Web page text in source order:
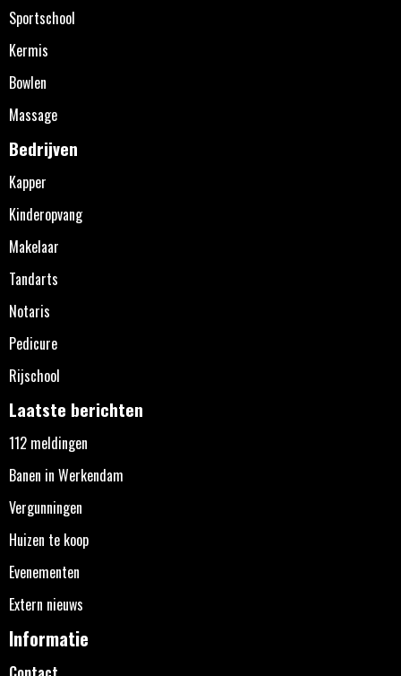
Sportschool
Kermis
Bowlen
Massage
Bedrijven
Kapper
Kinderopvang
Makelaar
Tandarts
Notaris
Pedicure
Rijschool
Laatste berichten
112 meldingen
Banen in Werkendam
Vergunningen
Huizen te koop
Evenementen
Extern nieuws
Informatie